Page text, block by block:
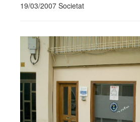
19/03/2007 Societat